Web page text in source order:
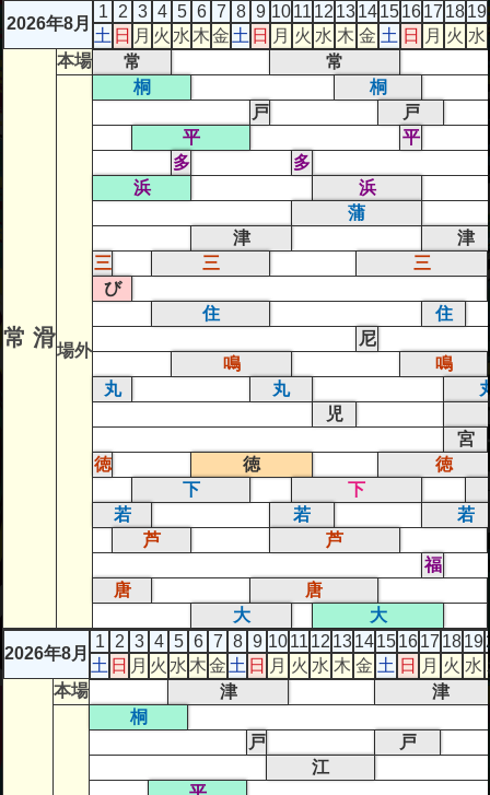
2026年8月
1 2 3 4 5 6 7 8 9 1011 12 1314151617 1819
土 日 月 火 水 木金 土 日 月 火 水 木 金 土 日 月 火 水
常 滑
本場 常 常
場外
桐
桐
戸
戸
平
平
多
多
浜
浜
蒲
津
津
三
三
三
び
住
住
尼
鳴
鳴
丸
丸
児
宮
徳
徳
徳
下
下
若
若
若
芦
芦
福
唐
唐
大
大
2026年8月
1 2 3 4 5 6 7 8 9 1011 12 1314151617 1819
土 日 月 火 水 木金 土 日 月 火 水 木 金 土 日 月 火 水
本場 津 津
桐
戸
戸
江